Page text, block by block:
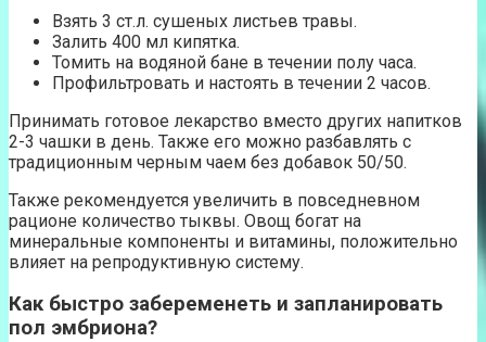
Взять 3 ст.л. сушеных листьев травы.
Залить 400 мл кипятка.
Томить на водяной бане в течении полу часа.
Профильтровать и настоять в течении 2 часов.
Принимать готовое лекарство вместо других напитков
2-3 чашки в день. Также его можно разбавлять с
традиционным черным чаем без добавок 50/50.
Также рекомендуется увеличить в повседневном
рационе количество тыквы. Овощ богат на
минеральные компоненты и витамины, положительно
влияет на репродуктивную систему.
Как быстро забеременеть и запланировать
пол эмбриона?